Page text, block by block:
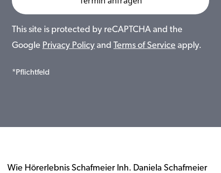
This site is protected by reCAPTCHA and the
Google Privacy Policy and Terms of Service apply.
*Pflichtfeld
Wie Hörerlebnis Schafmeier Inh. Daniela Schafmeier